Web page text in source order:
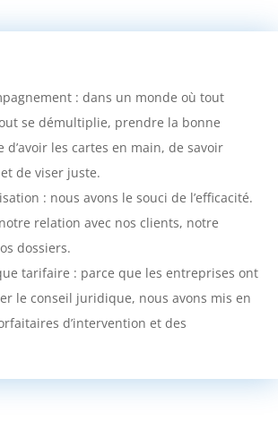
: dans un monde où tout
se démultiplie, prendre la bonne
d’avoir les cartes en main, de savoir
de viser juste.
: nous avons le souci de l’efficacité.
relation avec nos clients, notre
dossiers.
tarifaire : parce que les entreprises ont
le conseil juridique, nous avons mis en
d’intervention et des